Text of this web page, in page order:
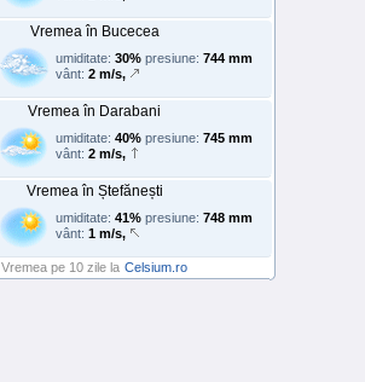
Vremea în Bucecea
umiditate: 30% presiune: 744 mm
vânt: 2 m/s,
Vremea în Darabani
umiditate: 40% presiune: 745 mm
vânt: 2 m/s,
Vremea în Ștefănești
umiditate: 41% presiune: 748 mm
vânt: 1 m/s,
Vremea pe 10 zile la Celsium.ro